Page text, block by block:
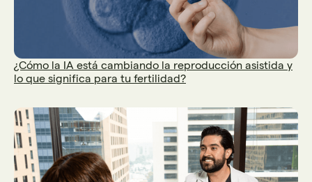
¿Cómo la IA está cambiando la reproducción asistida y
lo que significa para tu fertilidad?